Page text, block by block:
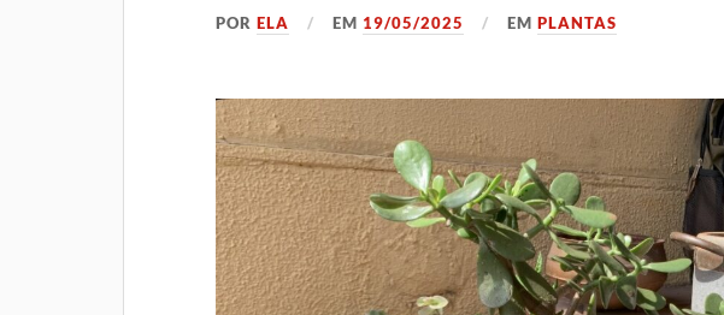
PORELA EM 19/05/2025 EMPLANTAS